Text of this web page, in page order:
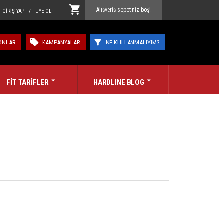
Alışveriş sepetiniz boş!
YAP / ÜYE OL
NE KULLANMALIYIM?
KAMPANYALAR
FİT TARİFLER HARDLINE BLOG